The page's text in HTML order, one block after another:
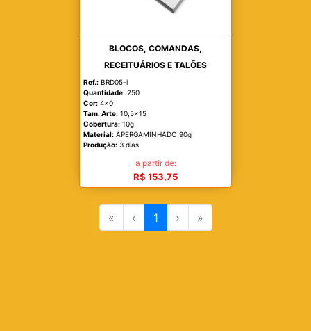
BLOCOS, COMANDAS,
RECEITUÁRIOS E TALÕES
Ref.: BRD05-i
Quantidade: 250
Cor: 4x0
Tam. Arte: 10,5x15
Cobertura: 10g
Material: APERGAMINHADO 90g
Produção: 3 dias
a partir de:
R$ 153,75
« ‹ 1 › »